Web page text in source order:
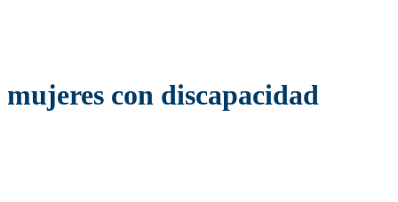
mujeres con discapacidad